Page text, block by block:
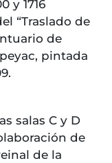
y 1716
“Traslado de
de
pintada
salas C y D
de
de la